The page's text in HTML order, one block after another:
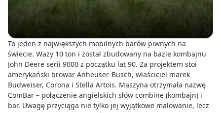
To jeden z największych mobilnych barów piwnych na
świecie. Waży 10 ton i został zbudowany na bazie kombajnu
John Deere serii 9000 z początku lat 90. Za projektem stoi
amerykański browar Anheuser-Busch, właściciel marek
Budweiser, Corona i Stella Artois. Maszyna otrzymała nazwę
ComBar – połączenie angielskich słów combine (kombajn) i
bar. Uwagę przyciąga nie tylko jej wyjątkowe malowanie, lecz